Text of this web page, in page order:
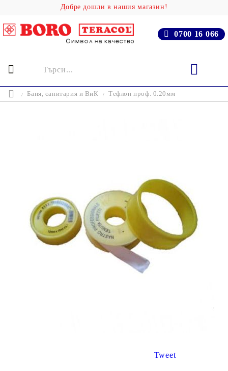
Добре дошли в нашия магазин!
0700 16 066
Баня, cанитария и ВиК Тефлон проф. 0.20мм
Tweet